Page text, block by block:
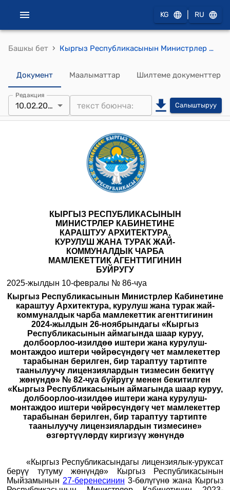
KG RU
Башкы бет › Кыргыз Республикасынын Министрлер Кабинетине караштуу Архитектура, курулуш жана турак жай-коммуналдык чарба мамлекеттик агенттигинин 2024-жылдын 26-ноябрындагы № 86-чуа "Кыргыз Республикасынын Министрлер Кабинетине караштуу Архитектура, курулуш жана турак жай-коммуналдык чарба мамлекеттик агенттигинин 2024-жылдын 26-ноябрындагы «Кыргыз Республикасынын аймагында шаар куруу, долбоорлоо-изилдөө иштери жана курулуш-монтаждоо иштери чөйрөсүндөгү чет мамлекеттер тарабынан берилген, бир тараптуу тартипте таанылуучу лицензиялардын тизмесин бекитүү жөнүндө» № 82-чуа буйругу менен бекитилген «Кыргыз Республикасынын аймагында шаар куруу, долбоорлоо-изилдөө иштери жана курулуш-монтаждоо иштери чөйрөсүндөгү чет мамлекеттер тарабынан берилген, бир тараптуу тартипте таанылуучу лицензиялардын тизмесине» өзгөртүүлөрдү киргизүү жөнүндө" буйругу
Документ Маалыматтар Шилтеме документтер
Редакция
10.02.2025 Салыштыруу